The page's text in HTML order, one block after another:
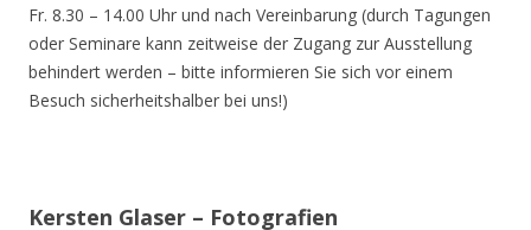
Fr. 8.30 – 14.00 Uhr und nach Vereinbarung (durch Tagungen
oder Seminare kann zeitweise der Zugang zur Ausstellung
behindert werden – bitte informieren Sie sich vor einem
Besuch sicherheitshalber bei uns!)
Kersten Glaser – Fotografien